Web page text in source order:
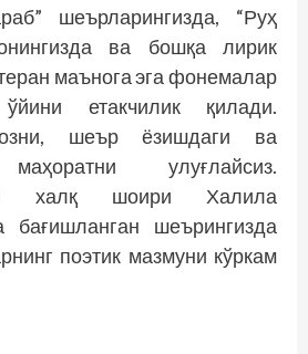
шеърларингизда, “Руҳ
ва бошқа лирик
маънога эга фонемалар
етакчилик қилади.
шеър ёзишдаги ва
улуғлайсиз.
халқ шоири Халила
бағишланган шеърингизда
поэтик мазмуни кўркам